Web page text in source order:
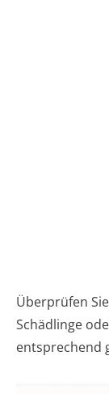
Überprüfen
Schädlinge
entsprechend